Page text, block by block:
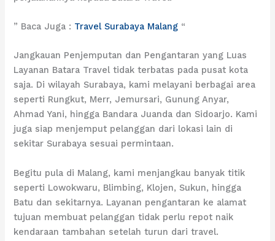
” Baca Juga : Travel Surabaya Malang “
Jangkauan Penjemputan dan Pengantaran yang Luas
Layanan Batara Travel tidak terbatas pada pusat kota
saja. Di wilayah Surabaya, kami melayani berbagai area
seperti Rungkut, Merr, Jemursari, Gunung Anyar,
Ahmad Yani, hingga Bandara Juanda dan Sidoarjo. Kami
juga siap menjemput pelanggan dari lokasi lain di
sekitar Surabaya sesuai permintaan.
Begitu pula di Malang, kami menjangkau banyak titik
seperti Lowokwaru, Blimbing, Klojen, Sukun, hingga
Batu dan sekitarnya. Layanan pengantaran ke alamat
tujuan membuat pelanggan tidak perlu repot naik
kendaraan tambahan setelah turun dari travel.